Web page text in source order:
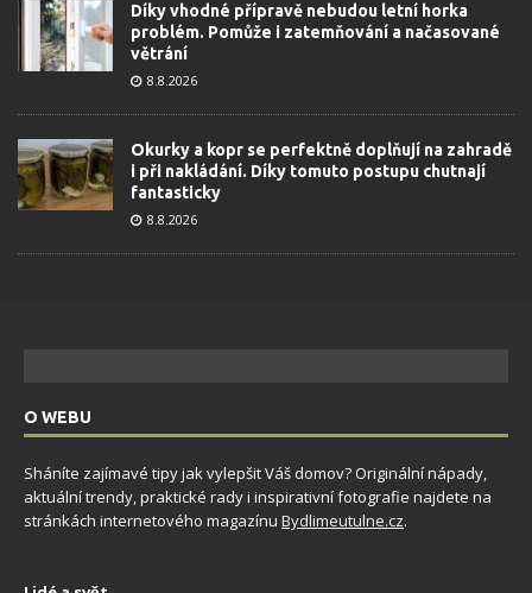
Díky vhodné přípravě nebudou letní horka
problém. Pomůže i zatemňování a načasované
větrání
8.8.2026
Okurky a kopr se perfektně doplňují na zahradě
i při nakládání. Díky tomuto postupu chutnají
fantasticky
8.8.2026
O WEBU
Sháníte zajímavé tipy jak vylepšit Váš domov? Originální nápady,
aktuální trendy, praktické rady i inspirativní fotografie najdete na
stránkách internetového magazínu Bydlimeutulne.cz.